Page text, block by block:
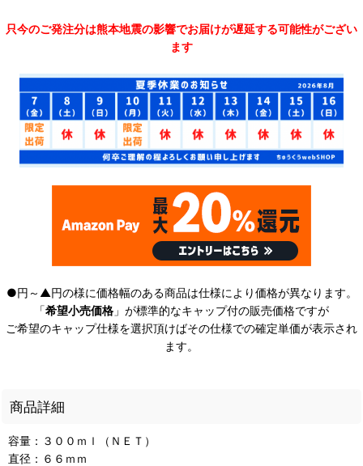
只今のご発注分は熊本地震の影響でお届けが遅延する可能性がござい
ます
●円～▲円の様に価格幅のある商品は仕様により価格が異なります。
「希望小売価格 」が標準的なキャップ付の販売価格ですが
ご希望のキャップ仕様を選択頂けばその仕様での確定単価が表示され
ます。
商品詳細
容量：３００ｍｌ（ＮＥＴ）
直径：６６ｍｍ